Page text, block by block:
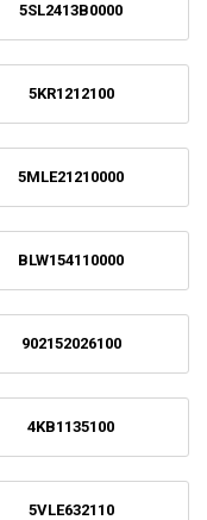
5SL2413B0000
5KR1212100
5MLE21210000
BLW154110000
902152026100
4KB1135100
5VLE632110